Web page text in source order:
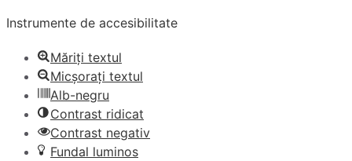
Instrumente de accesibilitate
Măriți textul
Micșorați textul
Alb-negru
Contrast ridicat
Contrast negativ
Fundal luminos